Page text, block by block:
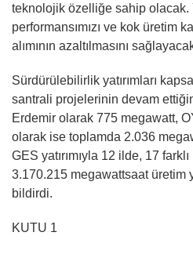
teknolojik özelliğe sahip olacak.
performansımızı ve kok üretim
alımının azaltılmasını
Sürdürülebilirlik yatırımları
santrali projelerinin devam
Erdemir olarak 775 megawatt,
olarak ise toplamda 2.036
GES yatırımıyla 12 ilde, 17
3.170.215 megawattsaat üretim
bildirdi.
KUTU 1